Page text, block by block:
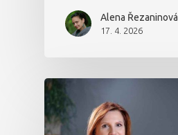
Alena Řezaninová
17. 4. 2026